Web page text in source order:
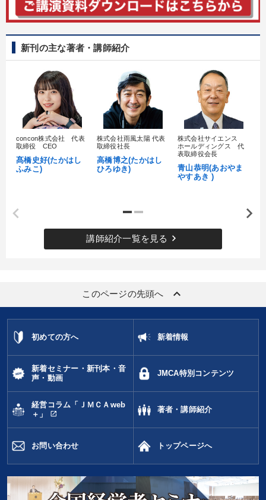
新刊の主な著者・講師紹介
concon株式会社 代表
取締役 CEO
髙橋史好(たかはし
ふみこ)
株式会社雨風太陽 代表
取締役社長
高橋博之(たかはし
ひろゆき)
株式会社サイエンス
ホールディングス 代
表取締役会長
青山恭明(あおやま
やすあき )
講師紹介一覧を見る keyboard_arrow_right
このページの先頭へ keyboard_arrow_up
初めての方へ 新着情報
新着セミナー・新刊本・音
声・動画
JMCA特別コンテンツ
経営コラム「ＪＭＣＡweb
＋」
open_in_new
著者・講師紹介
お問い合わせ トップページへ